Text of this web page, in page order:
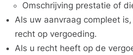
Omschrijving prestatie of
Als uw aanvraag compleet
recht op vergoeding.
Als u recht heeft op de